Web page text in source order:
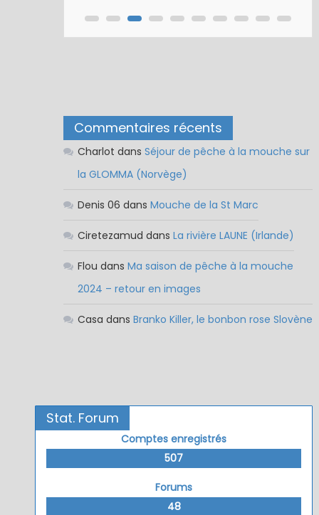
Commentaires récents
Charlot dans Séjour de pêche à la mouche sur
la GLOMMA (Norvège)
Denis 06 dans Mouche de la St Marc
Ciretezamud dans La rivière LAUNE (Irlande)
Flou dans Ma saison de pêche à la mouche
2024 – retour en images
Casa dans Branko Killer, le bonbon rose Slovène
Stat. Forum
Comptes enregistrés
507
Forums
48